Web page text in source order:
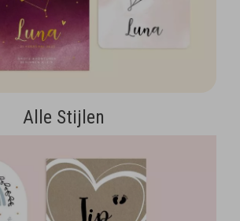
Alle Stijlen